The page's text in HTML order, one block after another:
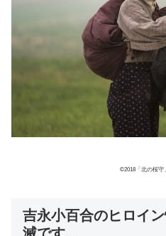
©2018「北の桜守
吉永小百合のヒロイ